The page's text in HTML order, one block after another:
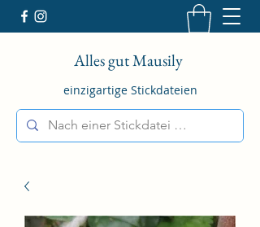
Alles gut Mausily
einzigartige Stickdateien